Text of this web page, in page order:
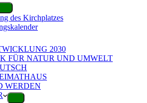
des Kirchplatzes
2030
FÜR NATUR UND UMWELT
WERDEN